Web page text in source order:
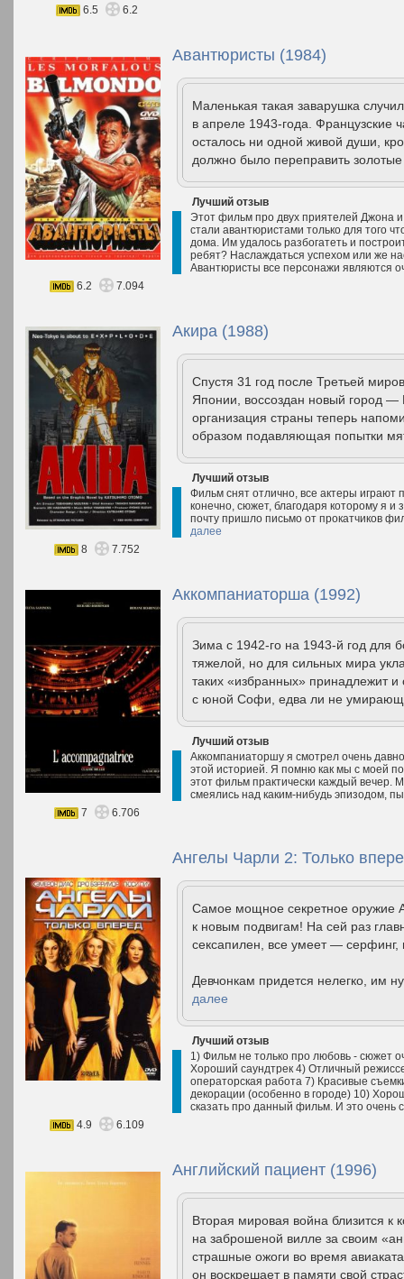
6.5
6.2
Авантюристы (1984)
Маленькая такая заварушка
в апреле 1943-года. Французские
осталось ни одной живой души,
должно было переправить
Лучший отзыв
Этот фильм про двух приятелей Джона
стали авантюристами только для того
дома. Им удалось разбогатеть и
ребят? Наслаждаться успехом или же
Авантюристы все персонажи являются
6.2
7.094
Акира (1988)
Спустя 31 год после Третьей
Японии, воссоздан новый город
организация страны теперь
образом подавляющая попытки
Лучший отзыв
Фильм снят отлично, все актеры
конечно, сюжет, благодаря которому я
почту пришло письмо от прокатчиков
далее
8
7.752
Аккомпаниаторша (1992)
Зима с 1942-го на 1943-й год для
тяжелой, но для сильных мира
таких «избранных» принадлежит
с юной Софи, едва ли не
Лучший отзыв
Аккомпаниаторшу я смотрел очень
этой историей. Я помню как мы с моей
этот фильм практически каждый вечер.
смеялись над каким-нибудь эпизодом,
7
6.706
Ангелы Чарли 2: Только
Самое мощное секретное оружие
к новым подвигам! На сей раз
сексапилен, все умеет — серфинг,
Девчонкам придется нелегко, им
далее
Лучший отзыв
1) Фильм не только про любовь - сюжет
Хороший саундтрек 4) Отличный
операторская работа 7) Красивые
декорации (особенно в городе) 10)
сказать про данный фильм. И это очень
4.9
6.109
Английский пациент (1996)
Вторая мировая война близится к
на заброшеной вилле за своим
страшные ожоги во время
он воскрешает в памяти свой